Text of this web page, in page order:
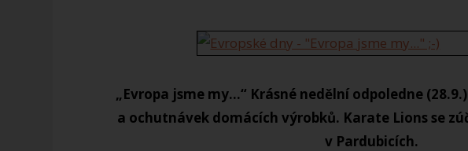
„Evropa jsme my…“ Krásné nedělní odpoledne
a ochutnávek domácích výrobků. Karate Lions se
v Pardubicích.